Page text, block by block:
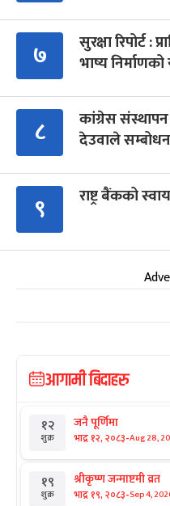
७
सुरक्षा रिपोर्ट :
भाष्य
८
कांग्रेस संस्थापन
देउवाले
९ राष्ट्र बैंकको
आगामी बिदाहरु
१२
शुक्र
जनै पूर्णिमा
भाद्र १२, २०८३-Aug 28,
१९
शुक्र
श्रीकृष्ण जन्माष्टमी व्रत
भाद्र १९, २०८३-Sep 4,